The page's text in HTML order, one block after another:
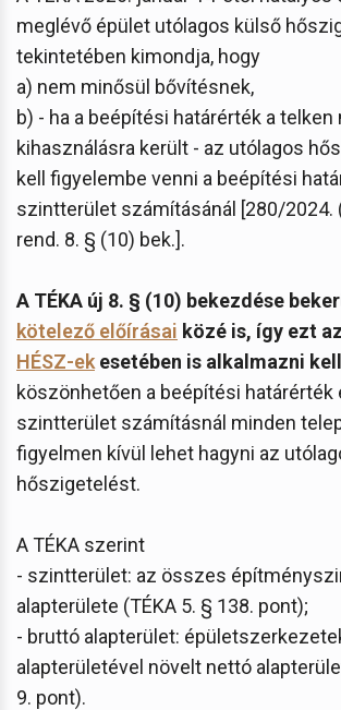
meglévő épület utólagos külső
tekintetében kimondja, hogy
a) nem minősül bővítésnek,
b) - ha a beépítési határérték a telken
kihasználásra került - az utólagos
kell figyelembe venni a beépítési
szintterület számításánál [280/2024.
rend. 8. § (10) bek.].
A TÉKA új 8. § (10) bekezdése
kötelező előírásai közé is, így ezt az
HÉSZ-ek esetében is alkalmazni kell
köszönhetően a beépítési határérték
szintterület számításnál minden
figyelmen kívül lehet hagyni az
hőszigetelést.
A TÉKA szerint
- szintterület: az összes
alapterülete (TÉKA 5. § 138. pont);
- bruttó alapterület:
alapterületével növelt nettó
9. pont).